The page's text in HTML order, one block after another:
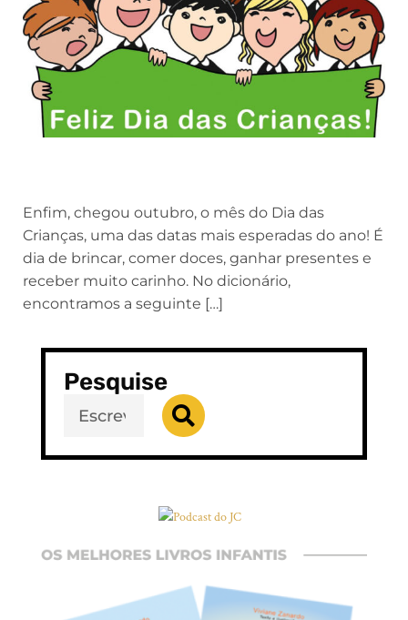
Enfim, chegou outubro, o mês do Dia das
Crianças, uma das datas mais esperadas do ano! É
dia de brincar, comer doces, ganhar presentes e
receber muito carinho. No dicionário,
encontramos a seguinte […]
Pesquise